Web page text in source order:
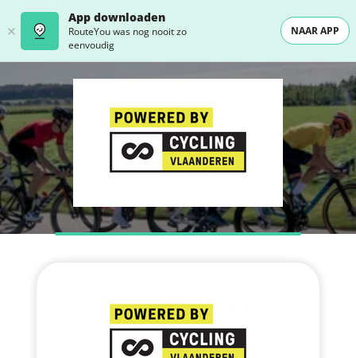
App downloaden
RouteYou was nog nooit zo
eenvoudig
NAAR APP